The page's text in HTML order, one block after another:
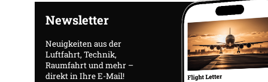
Newsletter
Neuigkeiten aus der
Luftfahrt, Technik,
Raumfahrt und mehr –
direkt in Ihre E-Mail!